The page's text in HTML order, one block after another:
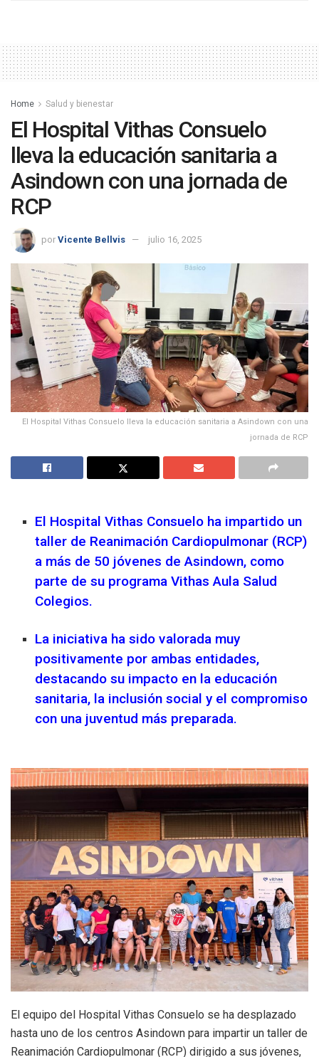
Home Salud y bienestar
El Hospital Vithas Consuelo
lleva la educación sanitaria a
Asindown con una jornada de
RCP
por Vicente Bellvis julio 16, 2025
El Hospital Vithas Consuelo lleva la educación sanitaria a Asindown con una
jornada de RCP
El Hospital Vithas Consuelo ha impartido un
taller de Reanimación Cardiopulmonar (RCP)
a más de 50 jóvenes de Asindown, como
parte de su programa Vithas Aula Salud
Colegios.
La iniciativa ha sido valorada muy
positivamente por ambas entidades,
destacando su impacto en la educación
sanitaria, la inclusión social y el compromiso
con una juventud más preparada.
El equipo del Hospital Vithas Consuelo se ha desplazado
hasta uno de los centros Asindown para impartir un taller de
Reanimación Cardiopulmonar (RCP) dirigido a sus jóvenes,